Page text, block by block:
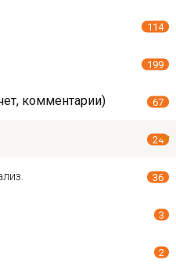
114
199
комментарии) 67
24
36
3
2